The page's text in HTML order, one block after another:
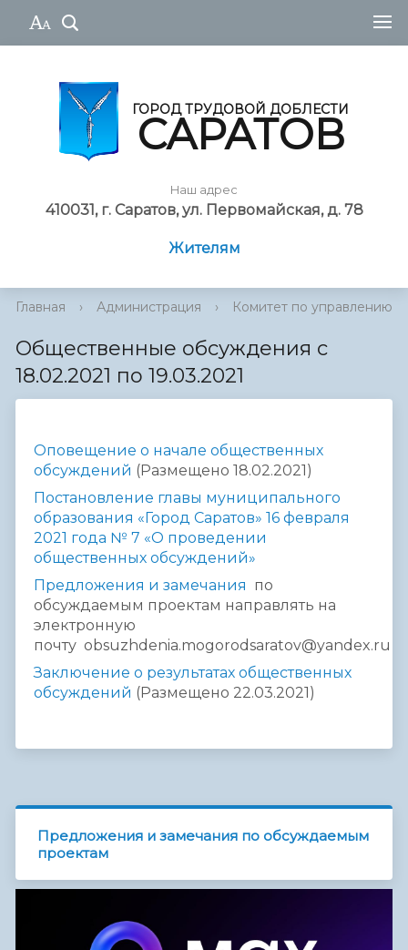
ГОРОД ТРУДОВОЙ ДОБЛЕСТИ
САРАТОВ
Наш адрес
410031, г. Саратов, ул. Первомайская, д. 78
Жителям
Главная › Администрация › Комитет по управлению
Общественные обсуждения с
18.02.2021 по 19.03.2021
Оповещение о начале общественных
обсуждений (Размещено 18.02.2021)
Постановление главы муниципального
образования «Город Саратов» 16 февраля
2021 года № 7 «О проведении
общественных обсуждений»
Предложения и замечания по
обсуждаемым проектам направлять на
электронную
почту obsuzhdenia.mogorodsaratov@yandex.ru
Заключение о результатах общественных
обсуждений (Размещено 22.03.2021)
Предложения и замечания по обсуждаемым
проектам